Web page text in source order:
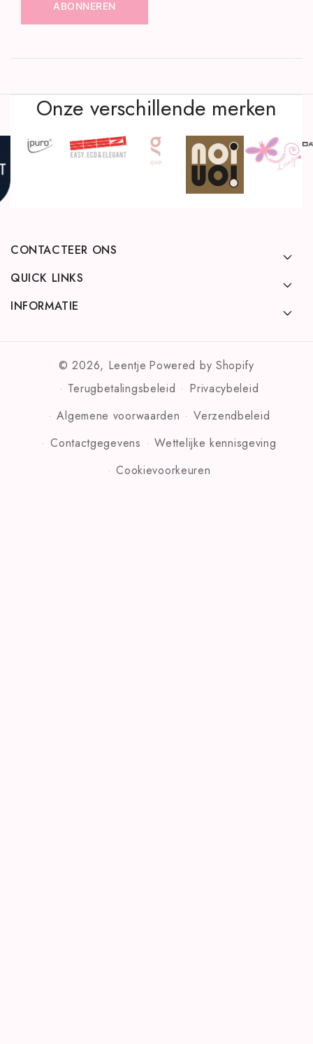
ABONNEREN
Onze verschillende merken
CONTACTEER ONS
QUICK LINKS
INFORMATIE
© 2026, Leentje Powered by Shopify
Terugbetalingsbeleid
Privacybeleid
Algemene voorwaarden
Verzendbeleid
Contactgegevens
Wettelijke kennisgeving
Cookievoorkeuren